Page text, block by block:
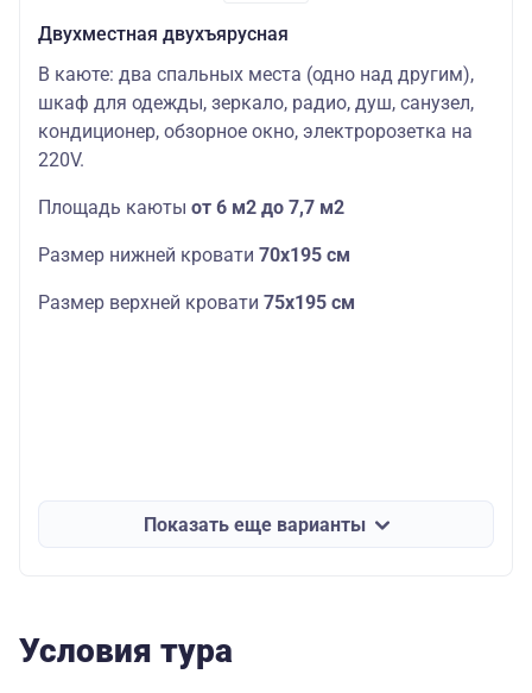
Двухместная двухъярусная
В каюте: два спальных места (одно над другим),
шкаф для одежды, зеркало, радио, душ, санузел,
кондиционер, обзорное окно, электророзетка на
220V.
Площадь каюты от 6 м2 до 7,7 м2
Размер нижней кровати 70х195 см
Размер верхней кровати 75х195 см
Показать еще варианты
Условия тура